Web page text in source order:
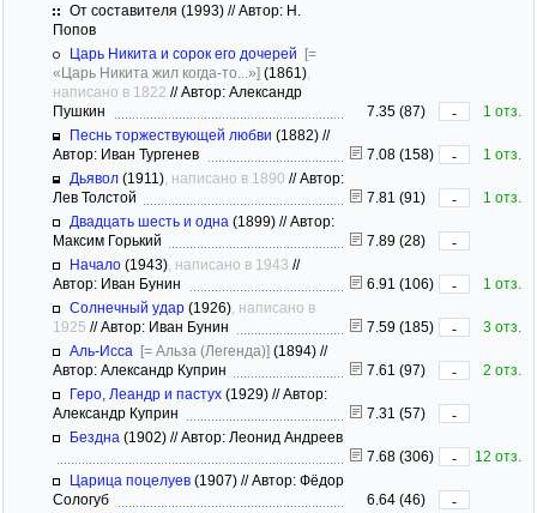
От составителя (1993) // Автор: Н.
Попов
Царь Никита и сорок его дочерей [=
«Царь Никита жил когда-то...»] (1861)
написано в 1822 //Автор: Александр
Пушкин
7.35 (87) -
1 отз.
Песнь торжествующей любви (1882) //
Автор: Иван Тургенев
7.08 (158) -
1 отз.
Дьявол (1911) , написано в 1890 //Автор:
Лев Толстой
7.81 (91) -
1 отз.
Двадцать шесть и одна (1899) //Автор:
Максим Горький
7.89 (28)
-
Начало (1943) , написано в 1943 //
Автор: Иван Бунин
6.91 (106) -
1 отз.
Солнечный удар (1926) , написано в
1925 //Автор: Иван Бунин 7.59 (185) -
3 отз.
Аль-Исса [= Альза (Легенда)] (1894) //
Автор: Александр Куприн
7.61 (97) -
2 отз.
Геро, Леандр и пастух (1929) //Автор:
Александр Куприн
7.31 (57)
-
Бездна (1902) //Автор: Леонид Андреев
7.68 (306)
-
12 отз.
Царица поцелуев (1907) //Автор: Фёдор
Сологуб
6.64 (46)
-